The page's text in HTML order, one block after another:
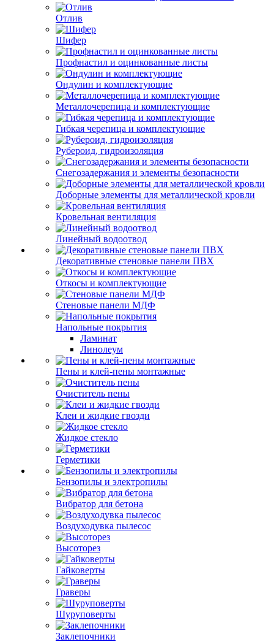
Отлив
Шифер
Профнастил и оцинкованные листы
Ондулин и комплектующие
Металлочерепица и комплектующие
Гибкая черепица и комплектующие
Рубероид, гидроизоляция
Снегозадержания и элементы безопасности
Доборные элементы для металлической кровли
Кровельная вентиляция
Линейный водоотвод
Декоративные стеновые панели ПВХ
Откосы и комплектующие
Стеновые панели МДФ
Напольные покрытия
Ламинат
Линолеум
Пены и клей-пены монтажные
Очиститель пены
Клеи и жидкие гвозди
Жидкое стекло
Герметики
Бензопилы и электропилы
Вибратор для бетона
Воздуходувка пылесос
Высоторез
Гайковерты
Граверы
Шуруповерты
Заклепочники